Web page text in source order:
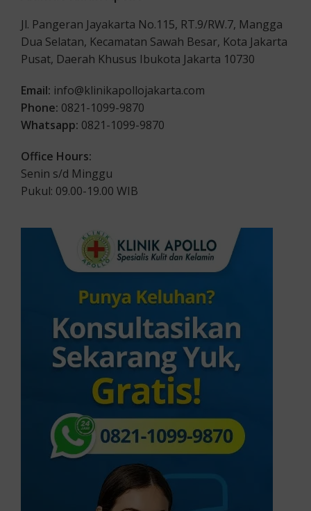
Jl. Pangeran Jayakarta No.115, RT.9/RW.7, Mangga
Dua Selatan, Kecamatan Sawah Besar, Kota Jakarta
Pusat, Daerah Khusus Ibukota Jakarta 10730
Email: info@klinikapollojakarta.com
Phone: 0821-1099-9870
Whatsapp: 0821-1099-9870
Office Hours:
Senin s/d Minggu
Pukul: 09.00-19.00 WIB